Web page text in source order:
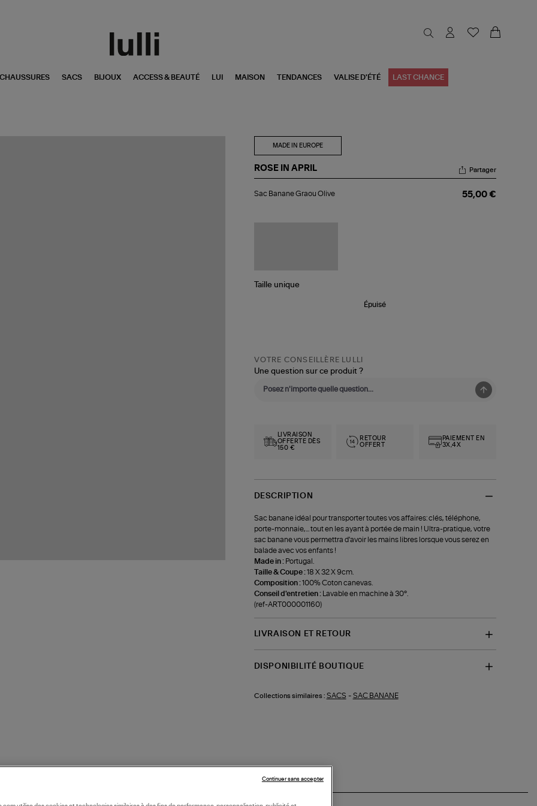
CHAUSSURES SACS BIJOUX ACCESS & BEAUTÉ LUI MAISON TENDANCES VALISE D'ÉTÉ LAST CHANCE
MADE IN EUROPE
ROSE IN APRIL
Banane
Partager
Sac Banane Graou Olive 55,00 €
Taille unique
Épuisé
VOTRE CONSEILLÈRE LULLI
Une question sur ce produit ?
LIVRAISON
OFFERTE DÈS
150 €
RETOUR
OFFERT
PAIEMENT EN
3X,4X
DESCRIPTION
Sac banane idéal pour transporter toutes vos affaires: clés, téléphone,
porte-monnaie,... tout en les ayant à portée de main ! Ultra-pratique, votre
sac banane vous permettra d'avoir les mains libres lorsque vous serez en
balade avec vos enfants !
Made in : Portugal.
Taille & Coupe :18 X 32 X 9cm.
Composition :100% Coton canevas.
Conseil d'entretien :
Lavable en machine à 30°.
(ref-ART000001160)
LIVRAISON ET RETOUR
DISPONIBILITÉ BOUTIQUE
Collections similaires : SACS - SAC BANANE
Continuer sans accepter